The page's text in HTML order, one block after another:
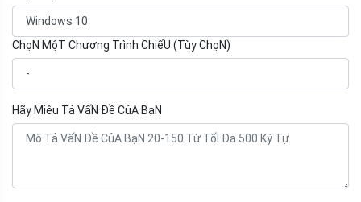
ChọN MộT Chương Trình ChiếU (Tùy ChọN)
Hãy Miêu Tả VấN Đề CủA BạN